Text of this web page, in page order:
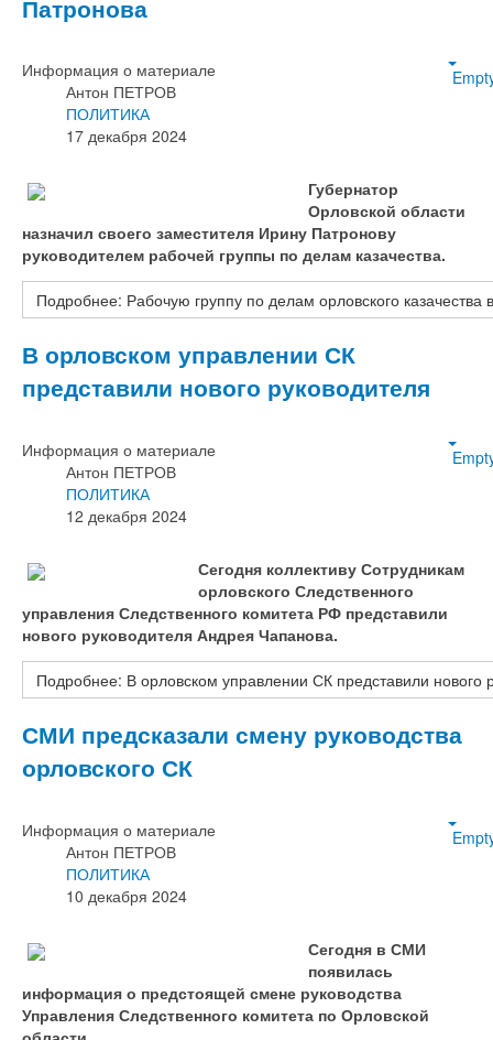
Патронова
Информация о материале
Антон ПЕТРОВ
ПОЛИТИКА
17 декабря 2024
Губернатор
Орловской области
назначил своего заместителя Ирину Патронову
руководителем рабочей группы по делам казачества.
Подробнее: Рабочую группу по делам орловского казачества
В орловском управлении СК
представили нового руководителя
Информация о материале
Антон ПЕТРОВ
ПОЛИТИКА
12 декабря 2024
Сегодня коллективу Сотрудникам
орловского Следственного
управления Следственного комитета РФ представили
нового руководителя Андрея Чапанова.
Подробнее: В орловском управлении СК представили нового
СМИ предсказали смену руководства
орловского СК
Информация о материале
Антон ПЕТРОВ
ПОЛИТИКА
10 декабря 2024
Сегодня в СМИ
появилась
информация о предстоящей смене руководства
Управления Следственного комитета по Орловской